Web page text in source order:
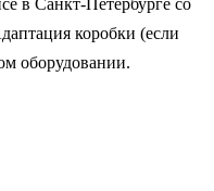
в Санкт-Петербурге со
коробки (если
оборудовании.